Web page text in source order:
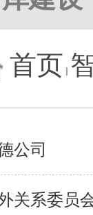
首页
公司
关系委员